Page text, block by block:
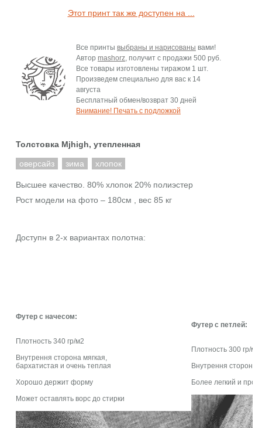
Этот принт так же доступен на ...
Все принты выбраны и нарисованы вами!
Автор mashorz, получит с продажи 500 руб.
Все товары изготовлены тиражом 1 шт.
Произведем специально для вас к 14
августа
Бесплатный обмен/возврат 30 дней
Внимание! Печать с подложкой
Толстовка Mjhigh, утепленная
оверсайз зима хлопок
Высшее качество. 80% хлопок 20% полиэстер
Рост модели на фото – 180см , вес 85 кг
Доступн в 2-х вариантах полотна:
Футер с начесом:
Плотность 340 гр/м2
Внутрення сторона мягкая,
бархатистая и очень теплая
Хорошо держит форму
Может оставлять ворс до стирки
Футер с петлей:
Плотность 300 гр/м2
Внутрення сторона
Более легкий и